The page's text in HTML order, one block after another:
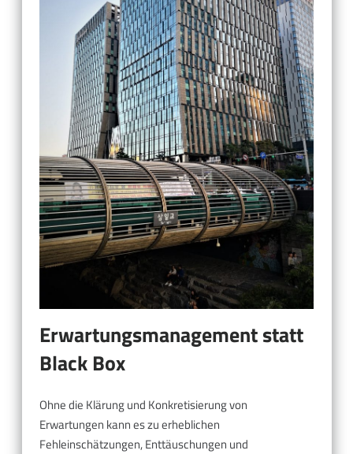
Erwartungsmanagement statt
Black Box
Ohne die Klärung und Konkretisierung von
Erwartungen kann es zu erheblichen
Fehleinschätzungen, Enttäuschungen und